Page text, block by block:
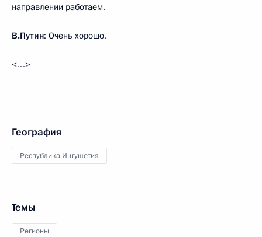
направлении работаем.
В.Путин: Очень хорошо.
<…>
География
Республика Ингушетия
Темы
Регионы